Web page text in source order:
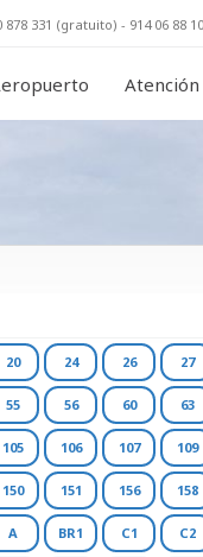
331 (gratuito) - 914 06 88
20 24 26 27
55 56 60 63
105 106 107 109
150 151 156 158
A BR1 C1 C2